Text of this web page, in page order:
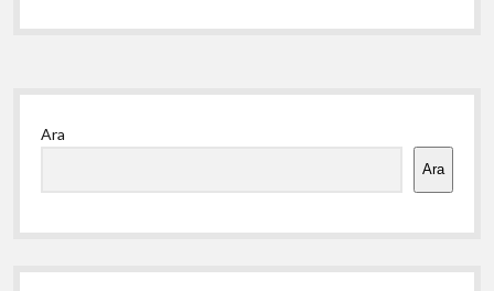
Yan
Menü
Ara
Ara